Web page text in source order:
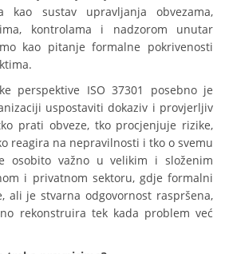
kao sustav upravljanja obvezama,
kontrolama i nadzorom unutar
kao pitanje formalne pokrivenosti
perspektive ISO 37301 posebno je
uspostaviti dokaziv i provjerljiv
prati obveze, tko procjenjuje rizike,
reagira na nepravilnosti i tko o svemu
osobito važno u velikim i složenim
i privatnom sektoru, gdje formalni
ali je stvarna odgovornost raspršena,
rekonstruira tek kada problem već